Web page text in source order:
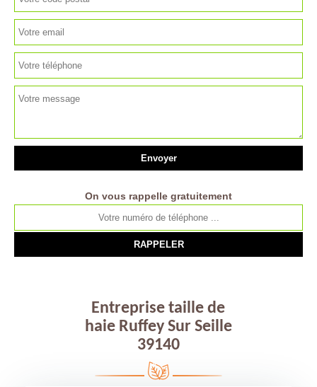
On vous rappelle gratuitement
Entreprise taille de
haie Ruffey Sur Seille
39140